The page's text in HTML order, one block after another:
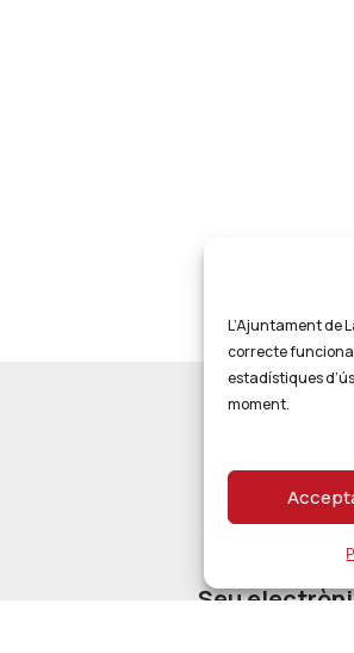
L’Ajuntament de
correcte
estadístiques
moment.
Seu